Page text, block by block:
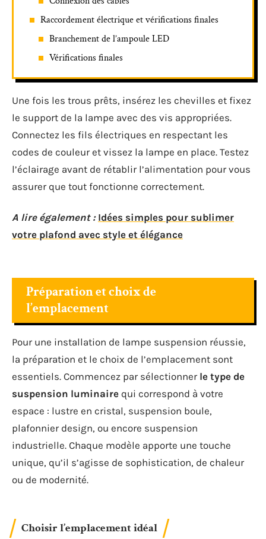
Raccordement électrique et vérifications finales
Branchement de l’ampoule LED
Vérifications finales
Une fois les trous prêts, insérez les chevilles et fixez
le support de la lampe avec des vis appropriées.
Connectez les fils électriques en respectant les
codes de couleur et vissez la lampe en place. Testez
l’éclairage avant de rétablir l’alimentation pour vous
assurer que tout fonctionne correctement.
A lire également : Idées simples pour sublimer
votre plafond avec style et élégance
Préparation et choix de
l’emplacement
Pour une installation de lampe suspension réussie,
la préparation et le choix de l’emplacement sont
essentiels. Commencez par sélectionner le type de
suspension luminaire qui correspond à votre
espace : lustre en cristal, suspension boule,
plafonnier design, ou encore suspension
industrielle. Chaque modèle apporte une touche
unique, qu’il s’agisse de sophistication, de chaleur
ou de modernité.
Choisir l’emplacement idéal